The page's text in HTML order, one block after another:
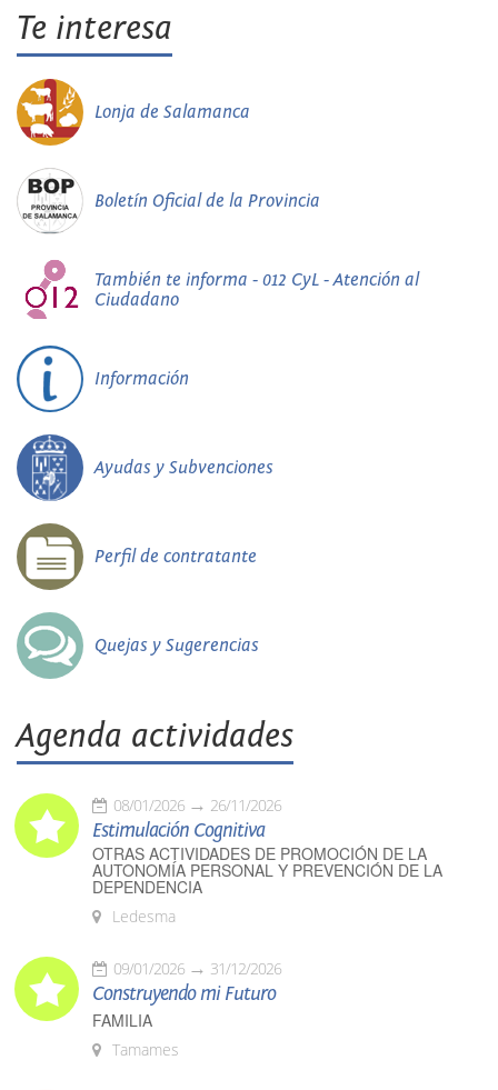
Te interesa
Lonja de Salamanca
Boletín Oficial de la Provincia
También te informa - 012 CyL - Atención al
Ciudadano
Información
Ayudas y Subvenciones
Perfil de contratante
Quejas y Sugerencias
Agenda actividades
08/01/2026 26/11/2026
Estimulación Cognitiva
OTRAS ACTIVIDADES DE PROMOCIÓN DE LA
AUTONOMÍA PERSONAL Y PREVENCIÓN DE LA
DEPENDENCIA
Ledesma
09/01/2026 31/12/2026
Construyendo mi Futuro
FAMILIA
Tamames